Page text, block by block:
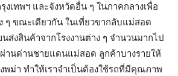
งเทพฯ และจังหวัดอื่น ๆ ในภาคกลางเพื่อ
ๆ ขณะเดียวกัน ในเที่ยวขากลับแม่สอด
ส่งสินค้าจากโรงงานต่าง ๆ จำนวนมากไป
านด่านชายแดนแม่สอด ลูกค้าบางรายให้
พม่า ทำให้เราจำเป็นต้องใช้รถที่มีคุณภาพ